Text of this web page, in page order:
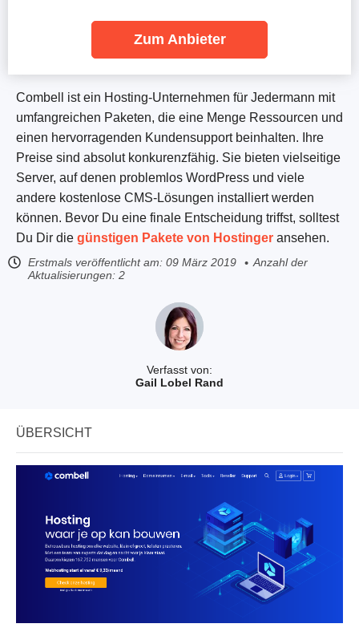
Verfasst von:
Gail Lobel Rand
Combell ist ein Hosting-Unternehmen für Jedermann mit
umfangreichen Paketen, die eine Menge Ressourcen und
einen hervorragenden Kundensupport beinhalten. Ihre
Preise sind absolut konkurenzfähig. Sie bieten vielseitige
Server, auf denen problemlos WordPress und viele
andere kostenlose CMS-Lösungen installiert werden
können. Bevor Du eine finale Entscheidung triffst, solltest
Du Dir die günstigen Pakete von Hostinger ansehen.
Erstmals veröffentlicht am: 09 März 2019
Anzahl der
Aktualisierungen: 2
Zum Anbieter
ÜBERSICHT